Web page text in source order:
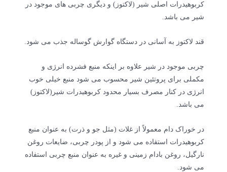
کربوهیدرات اصلی شیر (لاکتوز) و دیگری چربی های موجود در
شیر می باشد.
قند لاکتوز به آسانی در دستگاه گوارش گوساله جذب می شود.
چربی موجود در شیر علاوه بر اینکه منبع فشرده انرژی و
مکملی برای پروتئین شیر محسوب می شود منبع خیلی خوب
انرژی در کنار مصرف بسیار محدود کربوهیدرات شیر(لاکتوز)
می باشد.
در خوراک دام معمولاً از غلات (مثل جو و ذرت) به عنوان منبع
کربوهیدرات استفاده می شود و از پودر چربی، ضایعات روغن
نارگیل، روغن بادام زمینی و غیره به عنوان منبع چربی استفاده
می شود.